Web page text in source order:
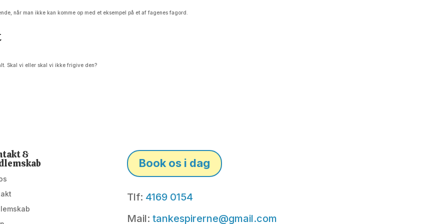
når man ikke kan komme op med et eksempel på et af fagenes fagord.
Skal vi eller skal vi ikke frigive den?
&
Book os i dag
Tlf: 4169 0154
Mail: tankespirerne@gmail.com